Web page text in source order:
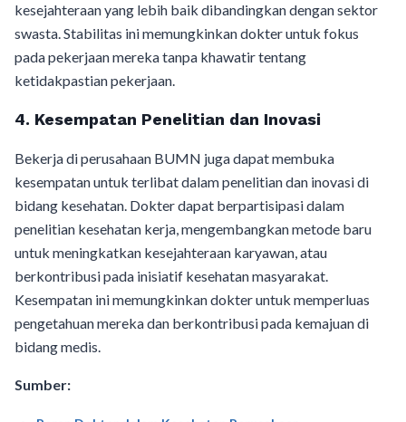
kesejahteraan yang lebih baik dibandingkan dengan sektor
swasta. Stabilitas ini memungkinkan dokter untuk fokus
pada pekerjaan mereka tanpa khawatir tentang
ketidakpastian pekerjaan.
4. Kesempatan Penelitian dan Inovasi
Bekerja di perusahaan BUMN juga dapat membuka
kesempatan untuk terlibat dalam penelitian dan inovasi di
bidang kesehatan. Dokter dapat berpartisipasi dalam
penelitian kesehatan kerja, mengembangkan metode baru
untuk meningkatkan kesejahteraan karyawan, atau
berkontribusi pada inisiatif kesehatan masyarakat.
Kesempatan ini memungkinkan dokter untuk memperluas
pengetahuan mereka dan berkontribusi pada kemajuan di
bidang medis.
Sumber: